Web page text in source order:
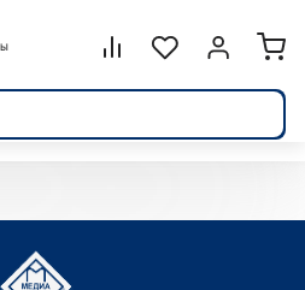
Сравнение.
СписокВойти или